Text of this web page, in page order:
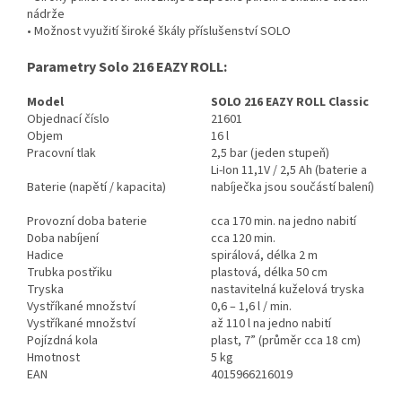
nádrže
• Možnost využití široké škály příslušenství SOLO
Parametry Solo 216 EAZY ROLL:
Model
SOLO 216 EAZY ROLL Classic
Objednací číslo
21601
Objem
16 l
Pracovní tlak
2,5 bar (jeden stupeň)
Baterie (napětí / kapacita)
Li-Ion 11,1V / 2,5 Ah (baterie a
nabíječka jsou součástí balení)
Provozní doba baterie
cca 170 min. na jedno nabití
Doba nabíjení
cca 120 min.
Hadice
spirálová, délka 2 m
Trubka postřiku
plastová, délka 50 cm
Tryska
nastavitelná kuželová tryska
Vystříkané množství
0,6 – 1,6 l / min.
Vystříkané množství
až 110 l na jedno nabití
Pojízdná kola
plast, 7” (průměr cca 18 cm)
Hmotnost
5 kg
EAN
4015966216019